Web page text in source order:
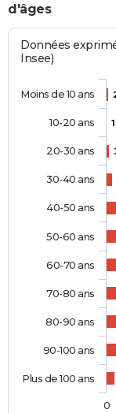
d'âges
Données
Insee)
Moins de 10 ans
10-20 ans
20-30 ans
30-40 ans
40-50 ans
50-60 ans
60-70 ans
70-80 ans
80-90 ans
90-100 ans
Plus de 100 ans
0